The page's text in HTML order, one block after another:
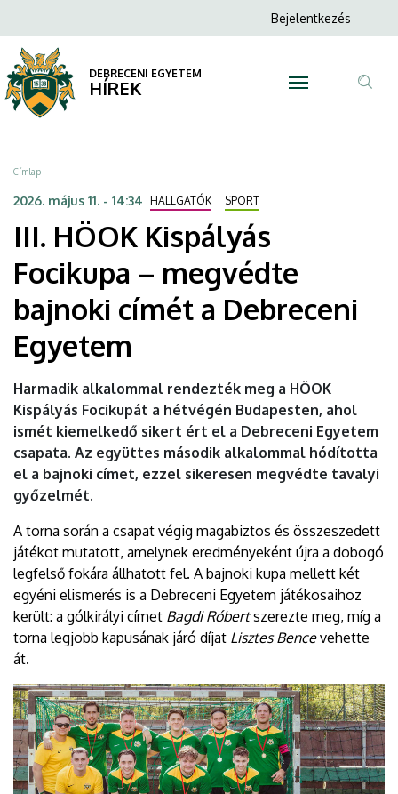
HÖOK
Kispályás
Focikupa
–
megvédte
bajnoki
címét
Debreceni
Egyetem
DEBRECENI
EGYETEM
a
tartalomra
Anonim
menüje
Bejelentkezés
DEBRECENI EGYETEM
HÍREK
Morzsa
Címlap
2026. május 11. - 14:34 HALLGATÓK SPORT
III. HÖOK Kispályás
Focikupa – megvédte
bajnoki címét a Debreceni
Egyetem
Harmadik alkalommal rendezték meg a HÖOK
Kispályás Focikupát a hétvégén Budapesten, ahol
ismét kiemelkedő sikert ért el a Debreceni Egyetem
csapata. Az együttes második alkalommal hódította
el a bajnoki címet, ezzel sikeresen megvédte tavalyi
győzelmét.
A torna során a csapat végig magabiztos és összeszedett
játékot mutatott, amelynek eredményeként újra a dobogó
legfelső fokára állhatott fel. A bajnoki kupa mellett két
egyéni elismerés is a Debreceni Egyetem játékosaihoz
került: a gólkirályi címet Bagdi Róbertszerezte meg, míg a
torna legjobb kapusának járó díjat Lisztes Bencevehette
át.